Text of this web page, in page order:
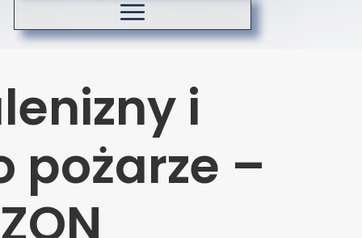
Koszty dostawy
i
pożarze –